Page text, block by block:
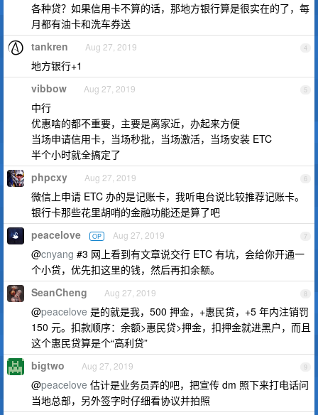
各种贷？如果信用卡不算的话，那地方银行算是很实在的了，每
月都有油卡和洗车券送
4
tankren Aug 27, 2019
地方银行+1
5
vibbow Aug 27, 2019
中行
优惠啥的都不重要，主要是离家近，办起来方便
当场申请信用卡，当场秒批，当场激活，当场安装 ETC
半个小时就全搞定了
6
phpcxy Aug 27, 2019
微信上申请 ETC 办的是记账卡，我听电台说比较推荐记账卡。
银行卡那些花里胡哨的金融功能还是算了吧
7
peacelove OP Aug 27, 2019
@cnyang #3 网上看到有文章说交行 ETC 有坑，会给你开通一
个小贷，优先扣这里的钱，然后再扣余额。
8
SeanCheng Aug 27, 2019
@peacelove 是的就是我，500 押金，+惠民贷，+5 年内注销罚
150 元。扣款顺序：余额>惠民贷>押金，扣押金就进黑户，而且
这个惠民贷算是个“高利贷”
9
bigtwo Aug 27, 2019
@peacelove 估计是业务员弄的吧，把宣传 dm 照下来打电话问
当地总部，另外签字时仔细看协议并拍照